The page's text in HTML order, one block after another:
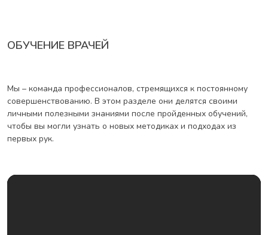
ОБУЧЕНИЕ ВРАЧЕЙ
Мы – команда профессионалов, стремящихся к постоянному
совершенствованию. В этом разделе они делятся своими
личными полезными знаниями после пройденных обучений,
чтобы вы могли узнать о новых методиках и подходах из
первых рук.